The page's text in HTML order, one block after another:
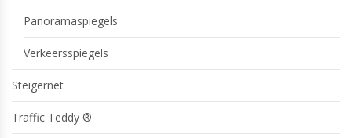
Panoramaspiegels
Verkeersspiegels
Steigernet
Traffic Teddy ®